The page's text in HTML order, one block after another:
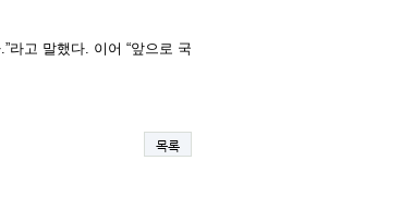
.”라고 말했다. 이어 “앞으로 국
목록